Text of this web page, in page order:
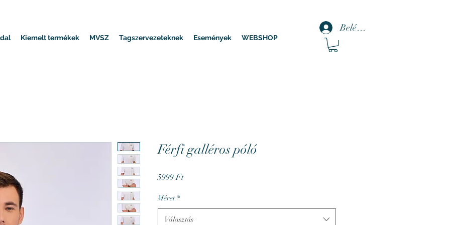
Kiemelt termékek MVSZ Tagszervezeteknek Események WEBSHOP
Belépés
Férfi galléros póló
5999 FtÁr
Méret *
Választás